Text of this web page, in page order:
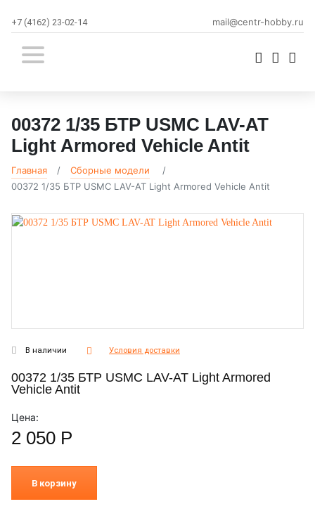
mail@centr-hobby.ru
+7 (4162) 23-02-14
00372 1/35 БТР USMC LAV-AT
Light Armored Vehicle Antit
Главная
Сборные модели
00372 1/35 БТР USMC LAV-AT Light Armored Vehicle Antit
В наличии Условия доставки
00372 1/35 БТР USMC LAV-AT Light Armored
Vehicle Antit
Цена:
2 050 Р
В корзину